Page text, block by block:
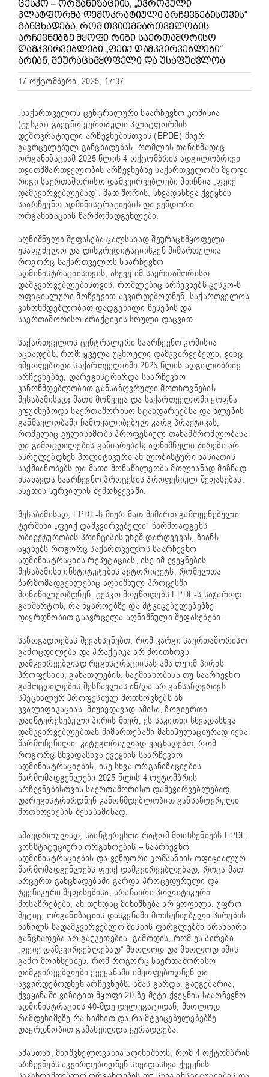
ᲪᲔᲡᲙᲝ – ᲝᲠᲒᲐᲜᲘᲖᲐᲪᲘᲘᲡ, „ᲔᲕᲠᲝᲞᲣᲚᲘ
ᲞᲚᲐᲢᲤᲝᲠᲛᲐ ᲓᲔᲛᲝᲙᲠᲐᲢᲘᲣᲚᲘ ᲐᲠᲩᲔᲕᲜᲔᲑᲘᲡᲗᲕᲘᲡ“
ᲒᲐᲜᲪᲮᲐᲓᲔᲑᲐ, ᲠᲝᲛ ᲗᲕᲘᲗᲛᲛᲐᲠᲗᲕᲔᲚᲝᲑᲘᲡ
ᲐᲠᲩᲔᲕᲜᲔᲑᲖᲔ ᲛᲧᲝᲤᲘ ᲠᲘᲒᲘ ᲡᲐᲔᲠᲗᲐᲨᲝᲠᲘᲡᲝ
ᲓᲐᲛᲙᲕᲘᲠᲕᲔᲑᲚᲔᲑᲘ „ᲤᲔᲘᲥ ᲓᲐᲛᲙᲕᲘᲠᲕᲔᲑᲚᲔᲑᲘ“
ᲐᲠᲘᲐᲜ, ᲨᲔᲣᲠᲐᲪᲮᲛᲧᲝᲤᲔᲚᲘ ᲓᲐ ᲣᲡᲐᲤᲣᲫᲕᲚᲝᲐ
17 ოქტომბერი, 2025, 17:37
„საქართველოს ცენტრალური საარჩევნო კომისია
(ცესკო) გაეცნო ევროპული პლატფორმის
დემოკრატიული არჩევნებისთვის (EPDE) მიერ
გავრცელებულ განცხადებას, რომლის თანახმადაც
ორგანიზაციამ 2025 წლის 4 ოქტომბრის ადგილობრივი
თვითმმართველობის არჩევნებზე საქართველოში მყოფი
რიგი საერთაშორისო დამკვირვებლები მიიჩნია „ფეიქ
დამკვირვებლებად“. მათ შორის, სხვადასხვა ქვეყნის
საარჩევნო ადმინისტრაციების და ვენდორი
ორგანიზაციის წარმომადგენლები.
აღნიშნული შეფასება ცალსახად შეურაცხმყოფელი,
უსაფუძვლო და დისკრედიტაციისკენ მიმართულია
როგორც საქართველოს საარჩევნო
ადმინისტრაციისთვის, ასევე იმ საერთაშორისო
დამკვირვებლებისთვის, რომლებიც არჩევნებს ცესკო-ს
ოფიციალური მოწვევით აკვირდებოდნენ, საქართველოს
კანონმდებლობით დადგენილი წესების და
საერთაშორისო პრაქტიკის სრული დაცვით.
საქართველოს ცენტრალური საარჩევნო კომისია
აცხადებს, რომ: ყველა უცხოელი დამკვირვებელი, ვინც
იმყოფებოდა საქართველოში 2025 წლის ადგილობრივ
არჩევნებზე, დარეგისტრირდა საარჩევნო
კანონმდებლობით განსაზღვრული მოთხოვნების
შესაბამისად; მათი მოწვევა და საქართველოში ყოფნა
ეფუძნებოდა საერთაშორისო სტანდარტებსა და წლების
განმავლობაში ჩამოყალიბებულ კარგ პრაქტიკას,
რომელიც გულისხმობს პროფესიულ თანამშრომლობასა
და გამოცდილების გაზიარებას; აღნიშნული პირები არ
ასრულებდნენ პოლიტიკური ან ლობისტური ხასიათის
საქმიანობებს და მათი მონაწილეობა მთლიანად მიზნად
ისახავდა საარჩევნო პროცესის პროფესიულ შეფასებას,
ასეთის სურვილის შემთხვევაში.
შესაბამისად, EPDE-ს მიერ მათ მიმართ გამოყენებული
ტერმინი „ფეიქ დამკვირვებელი“ წარმოადგენს
ობიექტურობის პრინციპის უხეშ დარღვევას, ზიანს
აყენებს როგორც საქართველოს საარჩევნო
ადმინისტრაციის რეპუტაციას, ისე იმ ქვეყნების
შესაბამისი ინსტიტუტების ავტორიტეტს, რომელთა
წარმომადგენლებიც აღნიშნულ პროცესში
მონაწილეობდნენ. ცესკო მოუწოდებს EPDE-ს საჯაროდ
განმარტოს, რა წყაროებზე და მტკიცებულებებზე
დაყრდნობით გაავრცელა აღნიშნული შეფასებები.
საზოგადოებას შევახსენებთ, რომ კარგი საერთაშორისო
გამოცდილება და პრაქტიკა არ მოითხოვს
დამკვირვებლად რეგისტრაციისას ამა თუ იმ პირის
პროფესიის, განათლების, საქმიანობისა თუ საარჩევნო
გამოცდილების შესწავლას ან/და არ განსაზღვრავს
სპეციალურ პროფესიულ მოთხოვნებს ან
კვალიფიკაციას. მიუხედავად ამისა, ზოგიერთი
დაინტერესებული პირის მიერ, ეს საკითხი სხვადასხვა
დამკვირვებლებთან მიმართებაში მანიპულაციურად იქნა
წარმოჩენილი. კატეგორიულად ვაცხადებთ, რომ
როგორც სხვადასხვა ქვეყნის საარჩევნო
ადმინისტრაციების, ისე სხვა ორგანიზაციების
წარმომადგენლები 2025 წლის 4 ოქტომბრის
არჩევნებისთვის საერთაშორისო დამკვირვებლებად
დარეგისტრირდნენ კანონმდებლობით განსაზღვრული
მოთხოვნების შესაბამისად.
ამავდროულად, საინტერესოა რატომ მოიხსენიებს EPDE
კონსტიტუციური ორგანოების – საარჩევნო
ადმინისტრაციების და ვენდორი კომპანიის ოფიციალურ
წარმომადგენლებს ფეიქ დამკვირვებლებად, როცა მათ
არცერთ განცხადებაში გარდა პროცედურული და
ტექნიკური შეფასებისა, არანაირი პოლიტიკური
მოსაზრებები, ან თუნდაც მინიშნება არ ყოფილა. უფრო
მეტიც, ორგანიზაციის დასკვნაში მოხსენიებული პირების
ნაწილს სადამკვირვებლო მისიის ფარგლებში არანაირი
განცხადება არ გაუკეთებია. გამოდის, რომ ეს პირები
„ფეიქ დამკვირვებლებად“ მხოლოდ და მხოლოდ იმის
გამო მოიხსენიეს, რომ როგორც საერთაშორისო
დამკვირვებლები ქვეყანაში იმყოფებოდნენ და
აკვირდებოდნენ არჩევნებს. ამას გარდა, გაუგებარია,
ქვეყანაში ვიზიტით მყოფი 20-ზე მეტი ქვეყნის საარჩევნო
ადმინისტრაციის 40-მდე დელეგატიდან, მხოლოდ
რამდენიმეზე რა ნიშნით და რა მტკიცებულებებზე
დაყრდნობით გამახვილდა ყურადღება.
ამასთან, მნიშვნელოვანია აღინიშნოს, რომ 4 ოქტომბრის
არჩევნებს აკვირდებოდნენ სხვადასხვა ქვეყნის